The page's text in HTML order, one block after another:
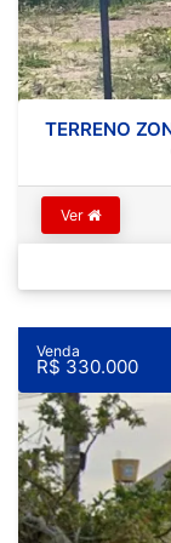
TERRENO
Ver
Venda
R$ 330.000